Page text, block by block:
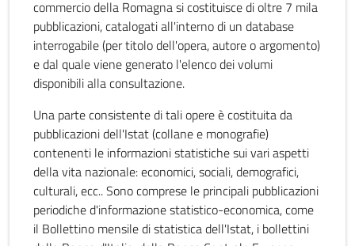
commercio della Romagna si costituisce di oltre 7 mila
pubblicazioni, catalogati all'interno di un database
interrogabile (per titolo dell'opera, autore o argomento)
e dal quale viene generato l'elenco dei volumi
disponibili alla consultazione.
Una parte consistente di tali opere è costituita da
pubblicazioni dell'Istat (collane e monografie)
contenenti le informazioni statistiche sui vari aspetti
della vita nazionale: economici, sociali, demografici,
culturali, ecc.. Sono comprese le principali pubblicazioni
periodiche d'informazione statistico-economica, come
il Bollettino mensile di statistica dell'Istat, i bollettini